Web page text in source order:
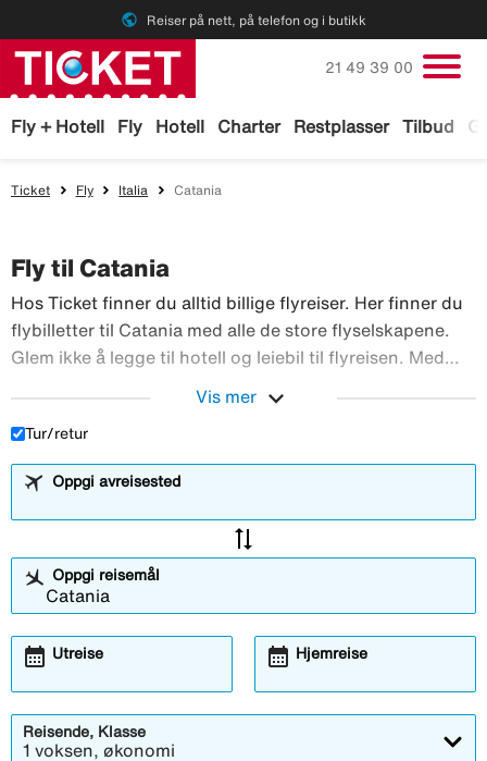
public Reiser på nett, på telefon og i butikk
Fly + Hotell Fly Hotell Charter Restplasser Tilbud
Ring oss på
21 49 39 00
Ticket Fly Italia Catania
Fly til Catania
Hos Ticket finner du alltid billige flyreiser. Her finner du
flybilletter til Catania med alle de store flyselskapene.
Glem ikke å legge til hotell og leiebil til flyreisen. Med
Vis mer expand_more
Tur/retur
Oppgi avreisested
sync_alt
Oppgi reisemål
Utreise
calendar_month Hjemreise
calendar_month
Reisende, Klasse
1 voksen, økonomi